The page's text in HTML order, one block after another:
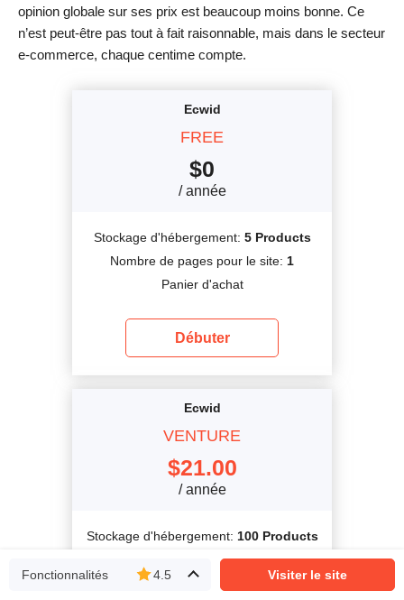
opinion globale sur ses prix est beaucoup moins bonne. Ce
n’est peut-être pas tout à fait raisonnable, mais dans le secteur
e-commerce, chaque centime compte.
Ecwid
FREE
$0
/ année
Stockage d'hébergement: 5 Products
Nombre de pages pour le site: 1
Panier d'achat
Débuter
Ecwid
VENTURE
$21.00
/ année
Stockage d'hébergement: 100 Products
Nombre de pages pour le site:4
Panier d'achat
Fonctionnalités 4.5 Visiter le site